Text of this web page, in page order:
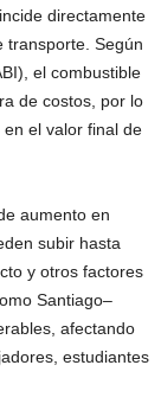
directamente
transporte. Según
el combustible
de costos, por lo
el valor final de
aumento en
subir hasta
y otros factores
Santiago–
afectando
estudiantes